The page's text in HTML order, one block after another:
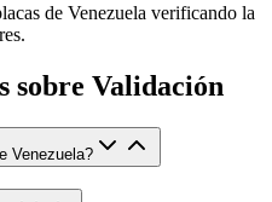
de Venezuela verificando la
sobre Validación
Venezuela?